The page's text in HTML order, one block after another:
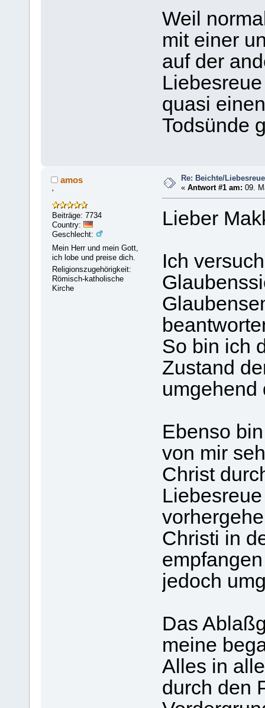
Weil
mit einer
auf der
quasi
Todsünde
amos
'
Beiträge: 7734
Country:
Geschlecht:
Mein Herr und mein Gott,
ich lobe und preise dich.
Religionszugehörigkeit:
Römisch-katholische
Kirche
Re: Beichte/
«Antwort #1 am: 09.
Lieber
Ich
So bin ich
Zustand
umgehend
Ebenso
von mir
Christ
Christi in
jedoch
Das
meine
Alles in
durch den